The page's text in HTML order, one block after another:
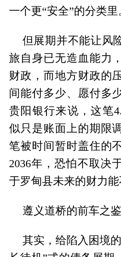
一个更“安全”的分类里
但展期并不能让风
旅自身已无造血能力
财政，而地方财政的
间能付多少、愿付多
贵阳银行来说，这笔
似只是账面上的期限
笔被时间暂时盖住的
2036年，恐怕不取决
于罗甸县未来的财力能
遵义道桥的前车之鉴
其实，给陷入困境